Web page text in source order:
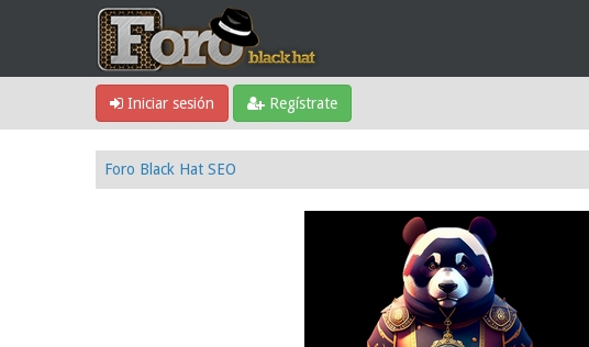
Iniciar sesión Regístrate
Foro Black Hat SEO